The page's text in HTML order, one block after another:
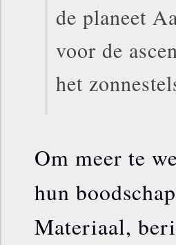
de planeet
voor de
het
Om meer te
hun
Materiaal,